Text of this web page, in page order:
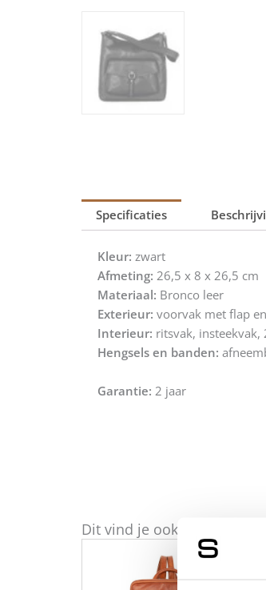
Specificaties
Kleur: zwart
Afmeting: 26,5 x 8 x 26,5 cm
Materiaal: Bronco leer
Exterieur: voorvak met flap
Interieur: ritsvak, insteekvak,
Hengsels en banden:
Garantie: 2 jaar
Dit vind je ook misschien